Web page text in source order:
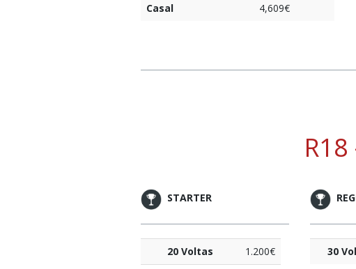
Casal
4,609€
R18
STARTER
20 Voltas
1.200€
30